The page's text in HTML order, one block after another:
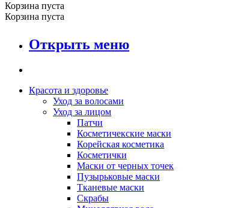
Корзина пуста
Корзина пуста
Открыть меню
Красота и здоровье
Уход за волосами
Уход за лицом
Патчи
Косметичекские маски
Корейская косметика
Косметички
Маски от черных точек
Пузырьковые маски
Тканевые маски
Скрабы